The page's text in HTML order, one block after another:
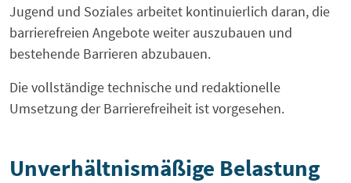
Jugend und Soziales arbeitet kontinuierlich daran, die
barrierefreien Angebote weiter auszubauen und
bestehende Barrieren abzubauen.
Die vollständige technische und redaktionelle
Umsetzung der Barrierefreiheit ist vorgesehen.
Unverhältnismäßige Belastung